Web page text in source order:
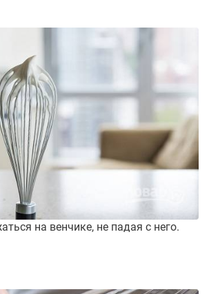
на венчике, не падая с него.